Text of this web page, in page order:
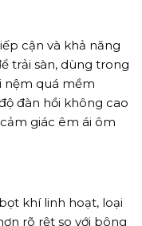
cận và khả năng
trải sàn, dùng trong
nệm quá mềm
đàn hồi không cao
giác êm ái ôm
khí linh hoạt, loại
rõ rệt so với bông